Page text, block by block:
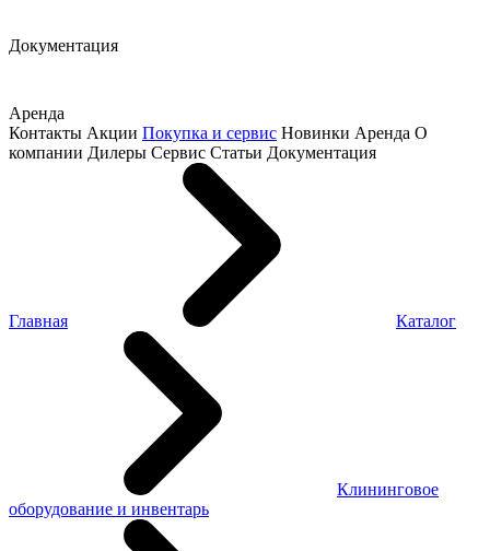
Документация
Аренда
Контакты Акции Покупка и сервис Новинки Аренда О
компании Дилеры Сервис Статьи Документация
Главная Каталог
Клининговое
оборудование и инвентарь